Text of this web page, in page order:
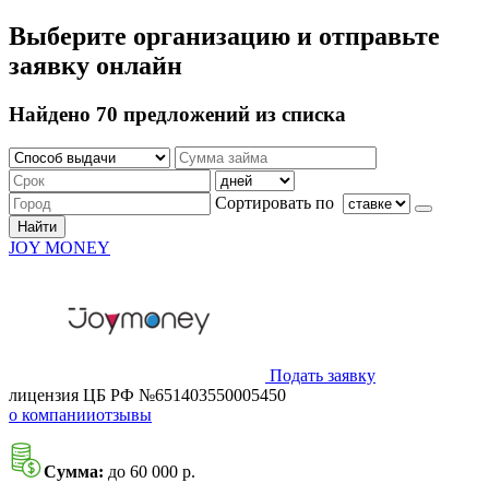
Выберите организацию и отправьте
заявку онлайн
Найдено 70 предложений из списка
Сортировать по
Найти
JOY MONEY
Подать заявку
лицензия ЦБ РФ №651403550005450
о компанииотзывы
Сумма: до 60 000 р.